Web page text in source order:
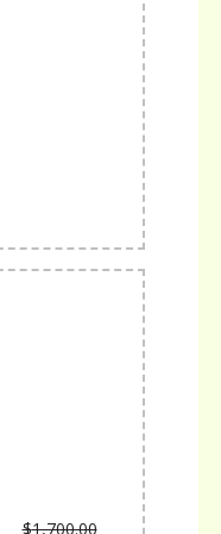
$1,700.00